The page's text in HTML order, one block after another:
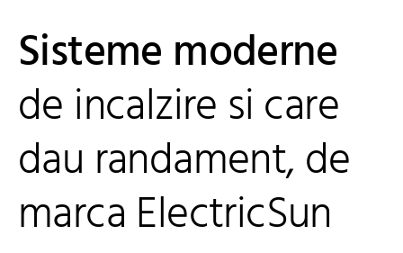
Sisteme moderne
de incalzire si care
dau randament, de
marca ElectricSun